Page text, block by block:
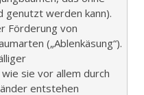
genutzt werden kann).
Förderung von
(„Ablenkäsung“).
sie vor allem durch
entstehen